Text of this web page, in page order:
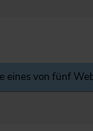
eines von fünf